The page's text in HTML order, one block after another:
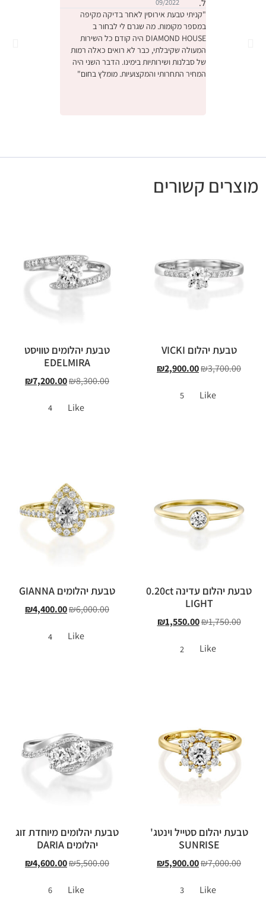
"קניתי טבעת אירוסין לאחר בדיקה מקיפה
במספר מקומות. מה שגרם לי לבחור ב
DIAMOND HOUSE היה קודם כל השירות
המעולה שקיבלתי, כבר לא רואים כאלה רמות
של סבלנות ושירותיות בימינו. הדבר השני היה
המחיר התחרותי והמקצועיות. מומלץ בחום"
מוצרים קשורים
טבעת יהלום VICKI
₪3,700.00
₪2,900.00
Like
5
טבעת יהלומים טוויסט
EDELMIRA
₪8,300.00
₪7,200.00
Like
4
טבעת יהלום עדינה 0.20ct
LIGHT
₪1,750.00
₪1,550.00
Like
2
טבעת יהלומים GIANNA
₪6,000.00
₪4,400.00
Like
4
טבעת יהלום סטייל וינטג'
SUNRISE
₪7,000.00
₪5,900.00
Like
3
טבעת יהלומים מיוחדת זוג
יהלומים DARIA
₪5,500.00
₪4,600.00
Like
6